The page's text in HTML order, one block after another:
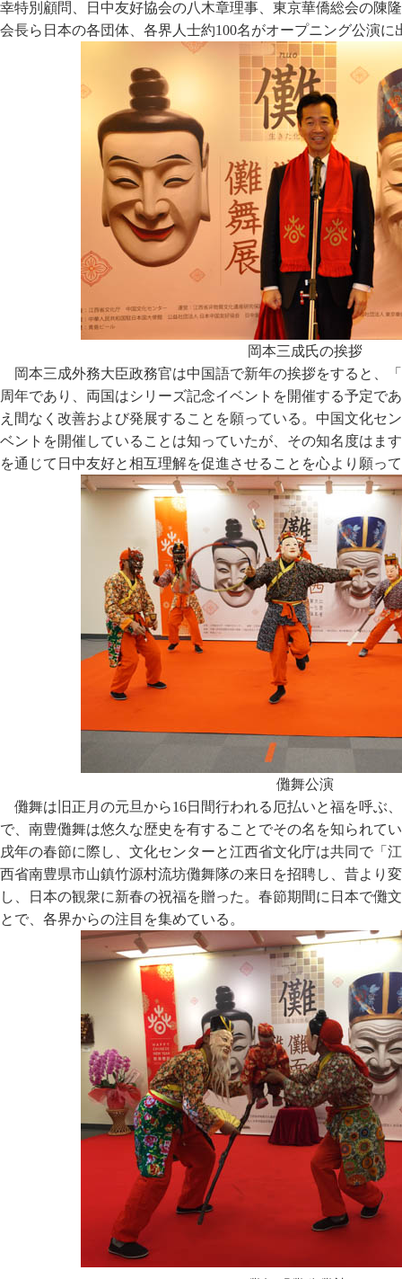
幸特別顧問、日中友好協会の八木章理事、東京華僑総会の陳
会長ら日本の各団体、各界人士約100名がオープニング公演に
岡本三成氏の挨拶
岡本三成外務大臣政務官は中国語で新年の挨拶をすると、
周年であり、両国はシリーズ記念イベントを開催する予定で
え間なく改善および発展することを願っている。中国文化セ
ベントを開催していることは知っていたが、その知名度はま
を通じて日中友好と相互理解を促進させることを心より願っ
儺舞公演
儺舞は旧正月の元旦から16日間行われる厄払いと福を呼ぶ
で、南豊儺舞は悠久な歴史を有することでその名を知られて
戌年の春節に際し、文化センターと江西省文化庁は共同で「
西省南豊県市山鎮竹源村流坊儺舞隊の来日を招聘し、昔より
し、日本の観衆に新春の祝福を贈った。春節期間に日本で儺
とで、各界からの注目を集めている。